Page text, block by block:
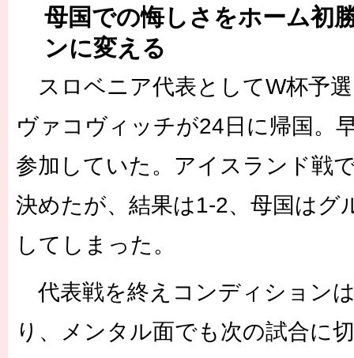
［3222号］史上最大のW杯開幕 注目は「個」
長谷川 アーリアジャスールさんがシンポジウム「気候変動から命
母国での悔しさをホーム初
ンに変える
スロベニア代表としてW杯予
ヴァコヴィッチが24日に帰国。
参加していた。アイスランド戦
決めたが、結果は1-2、母国はグ
してしまった。
代表戦を終えコンディション
り、メンタル面でも次の試合に